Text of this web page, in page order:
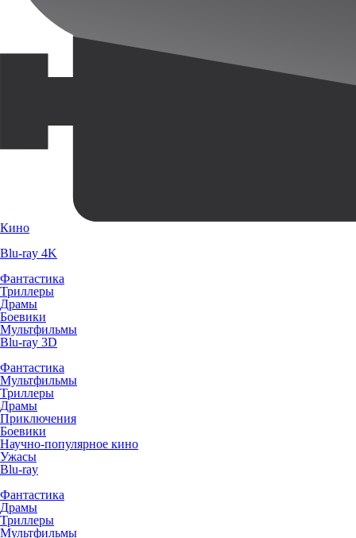
Кино
Blu-ray 4K
Фантастика
Триллеры
Драмы
Боевики
Мультфильмы
Blu-ray 3D
Фантастика
Мультфильмы
Триллеры
Драмы
Приключения
Боевики
Научно-популярное кино
Ужасы
Blu-ray
Фантастика
Драмы
Триллеры
Мультфильмы